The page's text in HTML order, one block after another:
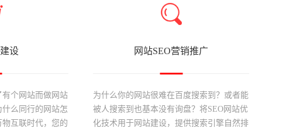
设
个网站而做网站
么同行的网站怎
互联时代，您的
网站SEO营销推广
为什么你的网站很难在百度搜索到？或者能
被人搜索到也基本没有询盘？将SEO网站优
化技术用于网站建设，提供搜索引擎自然排